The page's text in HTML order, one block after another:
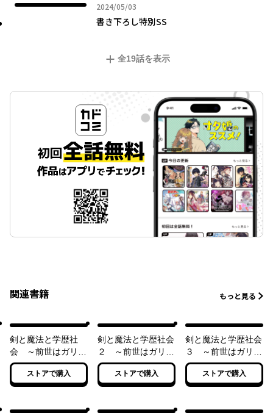
2024/05/03
2024年05月03日
書き下ろし特別SS
全19話を表示
関連書籍 もっと見る
剣と魔法と学歴社
会 ～前世はガリ勉
だった俺が、今世は
風任せで自由に生き
たい～
ストアで購入
剣と魔法と学歴社会
２ ～前世はガリ勉
だった俺が、今世は
風任せで自由に生き
たい～
ストアで購入
剣と魔法と学歴社会
３ ～前世はガリ勉
だった俺が、今世は
風任せで自由に生き
たい～
ストアで購入